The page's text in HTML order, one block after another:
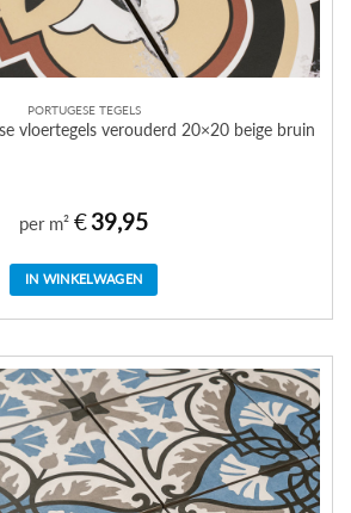
PORTUGESE TEGELS
vloertegels verouderd 20×20 beige bruin
per m² €39,95
IN WINKELWAGEN